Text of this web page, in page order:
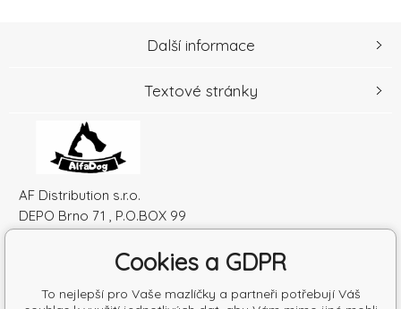
AF Distribution s.r.o.
DEPO Brno 71 , P.O.BOX 99
Česká republika
DIČ: SK2120864328
Další informace
Textové stránky
Cookies a GDPR
To nejlepší pro Vaše mazlíčky a partneři potřebují Váš